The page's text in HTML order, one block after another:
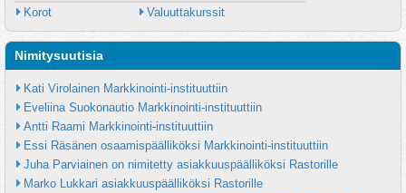
Korot Valuuttakurssit
Nimitysuutisia
Kati Virolainen Markkinointi-instituuttiin
Eveliina Suokonautio Markkinointi-instituuttiin
Antti Raami Markkinointi-instituuttiin
Essi Räsänen osaamispäälliköksi Markkinointi-instituuttiin
Juha Parviainen on nimitetty asiakkuuspäälliköksi Rastorille
Marko Lukkari asiakkuuspäälliköksi Rastorille